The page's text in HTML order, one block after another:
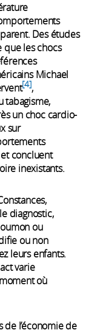
Des études
que les chocs
Michael
4 ,
tabagisme,
un choc cardio-
sur
concluent
inexistants.
diagnostic,
ou
ou non
leurs enfants.
varie
où
de l’économie de